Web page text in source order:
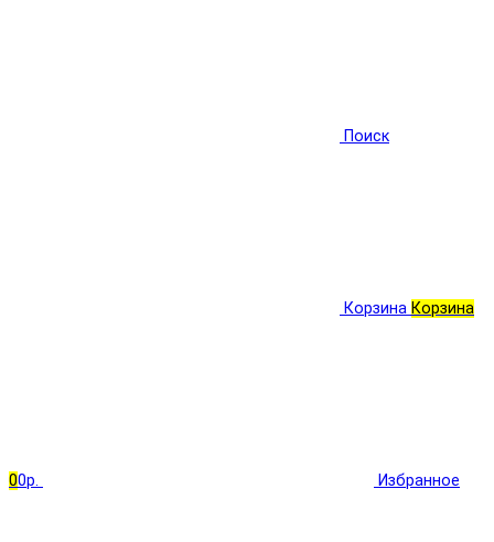
Поиск
Корзина Корзина
00р. Избранное